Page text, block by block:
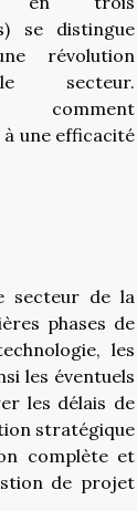
se distingue
révolution
secteur.
comment
une efficacité
secteur de la
phases de
les
les éventuels
les délais de
stratégique
complète et
de projet